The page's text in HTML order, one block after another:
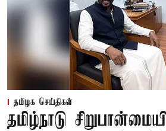
தமிழக செய்திகள்
தமிழ்நாடு